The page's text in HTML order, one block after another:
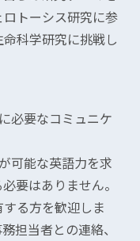
トーシス研究に参
科学研究に挑戦し
必要なコミュニケ
可能な英語力を求
要はありません。
る方を歓迎しま
担当者との連絡、